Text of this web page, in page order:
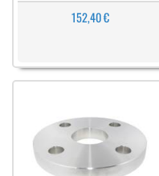
152,40 €